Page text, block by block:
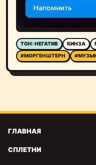
ТОН: НЕГАТИВ КИНЗА
#МОРГЕНШТЕРН